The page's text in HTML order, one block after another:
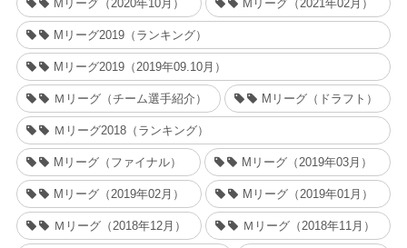
Mリーグ（2020年10月） Mリーグ（2021年02月）
Mリーグ2019（ランキング）
Mリーグ2019（2019年09.10月）
Ｍリーグ（チーム選手紹介） Mリーグ（ドラフト）
Ｍリーグ2018（ランキング）
Mリーグ（ファイナル） Mリーグ（2019年03月）
Mリーグ（2019年02月） Mリーグ（2019年01月）
Ｍリーグ（2018年12月） Ｍリーグ（2018年11月）